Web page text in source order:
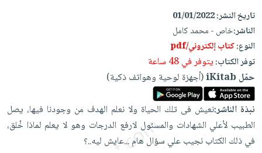
تحميل
iKitab
على
Android
تحميل
iKitab
على
Apple
تحميل
masmu3
على
Apple
القراءة
جوائز
الكل
أجهزة
العناية
الشخصية
العناية
وتصفيف
الشعر
العناية
بالجسم
المطبخ
والسفرة
جديد
الكل
أواني
الطهي
أدوات
متجر
الهدايا
أقسام
تاريخ النشر:01/01/2022
الناشر:خاص - محمد كامل
النوع:كتاب إلكتروني/pdf
توفر الكتاب:يتوفر في 48 ساعة
حمّل iKitab
(أجهزة لوحية وهواتف ذكية)
نبذة الناشر:نعيش فى تلك الحياة ولا نعلم الهدف من وجودنا فيها، يصل
الطبيب لأعلي الشهادات والمسئول لارفع الدرجات وهو لا يعلم لماذا خُلق،
في ذلك الكتاب نجيب علي سؤال هام ...عايش ليه..؟